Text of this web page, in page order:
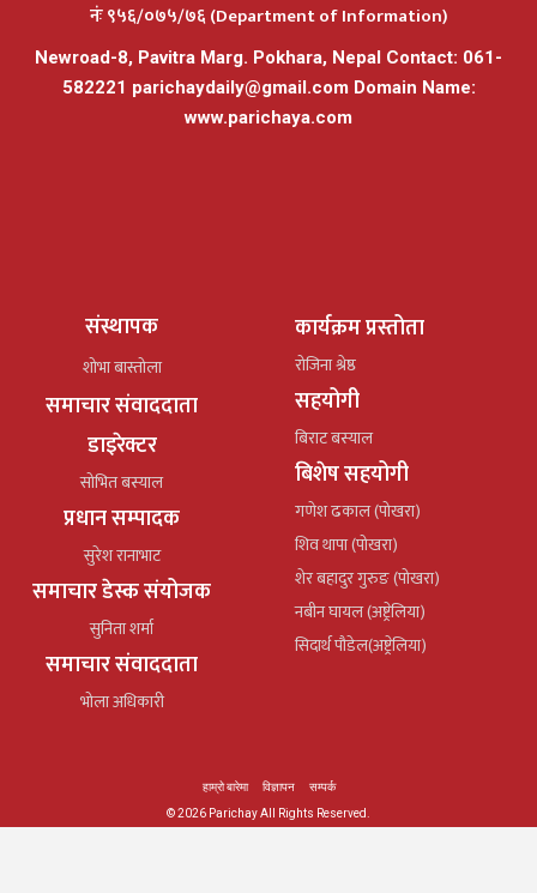
नंः ९५६/०७५/७६ (Department of Information)
Newroad-8, Pavitra Marg. Pokhara, Nepal Contact: 061-
582221 parichaydaily@gmail.comDomain Name:
www.parichaya.com
संस्थापक
शोभा बास्तोला
समाचार संवाददाता
डाइरेक्टर
सोभित बस्याल
प्रधान सम्पादक
सुरेश रानाभाट
समाचार डेस्क संयोजक
सुनिता शर्मा
समाचार संवाददाता
भोला अधिकारी
कार्यक्रम प्रस्तोता
रोजिना श्रेष्ठ
सहयोगी
बिराट बस्याल
बिशेष सहयोगी
गणेश ढकाल (पोखरा)
शिव थापा (पोखरा)
शेर बहादुर गुरुङ (पोखरा)
नबीन घायल (अष्ट्रेलिया)
सिदार्थ पौडेल(अष्ट्रेलिया)
हाम्रो बारेमा विज्ञापन
सम्पर्क
© 2026 Parichay All Rights Reserved.